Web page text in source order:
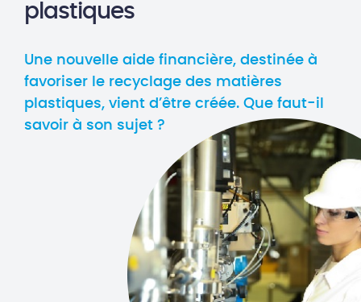
plastiques
Une nouvelle aide financière, destinée à
favoriser le recyclage des matières
plastiques, vient d’être créée. Que faut-il
savoir à son sujet ?